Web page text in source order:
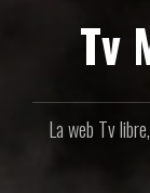
Tv
La web Tv